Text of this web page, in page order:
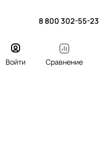
8 800 302-55-23
Войти Сравнение